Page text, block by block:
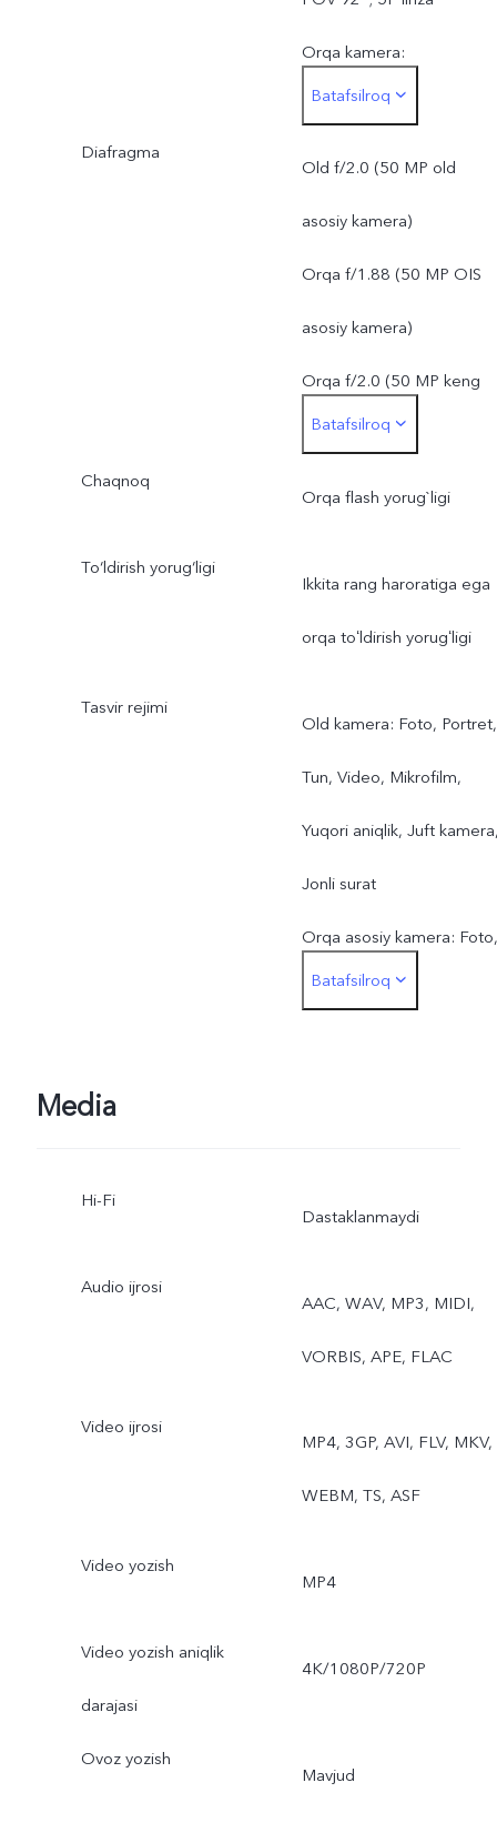
Orqa kamera:
50 MP asosiy kamera:
f/1.88; FOV 84°; 6P linza
50 MP keng burchakli
AF; f/2.0; FOV 119.4°; 5P
Batafsilroq
Diafragma
Old f/2.0 (50 MP old
asosiy kamera)
Orqa f/1.88 (50 MP OIS
asosiy kamera)
Orqa f/2.0 (50 MP keng
burchakli kamera)
Batafsilroq
Chaqnoq
Orqa flash yorug`ligi
To‘ldirish yorug‘ligi
Ikkita rang haroratiga ega
orqa toʻldirish yorugʻligi
Tasvir rejimi
Old kamera: Foto, Portret,
Tun, Video, Mikrofilm,
Yuqori aniqlik, Juft
Jonli surat
Orqa asosiy kamera: Foto,
Portret, Tun, Video,
surat
Orqa keng burchakli
Batafsilroq
Media
Hi-Fi
Dastaklanmaydi
Audio ijrosi
AAC, WAV, MP3, MIDI,
VORBIS, APE, FLAC
Video ijrosi
MP4, 3GP, AVI, FLV, MKV,
WEBM, TS, ASF
Video yozish
MP4
Video yozish aniqlik
darajasi
4K/1080P/720P
Ovoz yozish
Mavjud